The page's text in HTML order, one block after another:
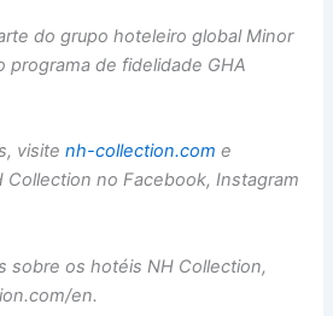
do grupo hoteleiro global Minor
programa de fidelidade GHA
visitenh-collection.com e
no Facebook, Instagram
sobre os hotéis NH Collection,
en.